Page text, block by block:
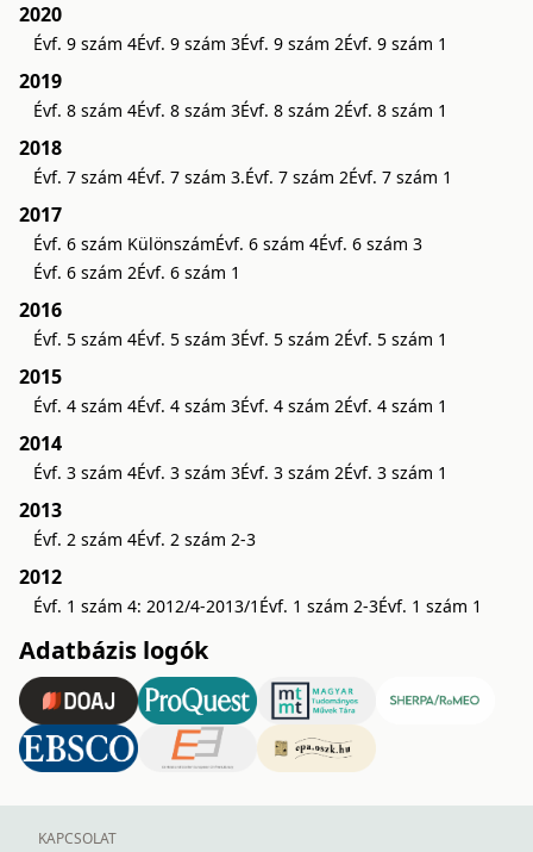
2020
Évf. 9 szám 4Évf. 9 szám 3Évf. 9 szám 2Évf. 9 szám 1
2019
Évf. 8 szám 4Évf. 8 szám 3Évf. 8 szám 2Évf. 8 szám 1
2018
Évf. 7 szám 4Évf. 7 szám 3.Évf. 7 szám 2Évf. 7 szám 1
2017
Évf. 6 szám KülönszámÉvf. 6 szám 4Évf. 6 szám 3
Évf. 6 szám 2Évf. 6 szám 1
2016
Évf. 5 szám 4Évf. 5 szám 3Évf. 5 szám 2Évf. 5 szám 1
2015
Évf. 4 szám 4Évf. 4 szám 3Évf. 4 szám 2Évf. 4 szám 1
2014
Évf. 3 szám 4Évf. 3 szám 3Évf. 3 szám 2Évf. 3 szám 1
2013
Évf. 2 szám 4Évf. 2 szám 2-3
2012
Évf. 1 szám 4: 2012/4-2013/1 Évf. 1 szám 2-3Évf. 1 szám 1
Adatbázis logók
KAPCSOLAT